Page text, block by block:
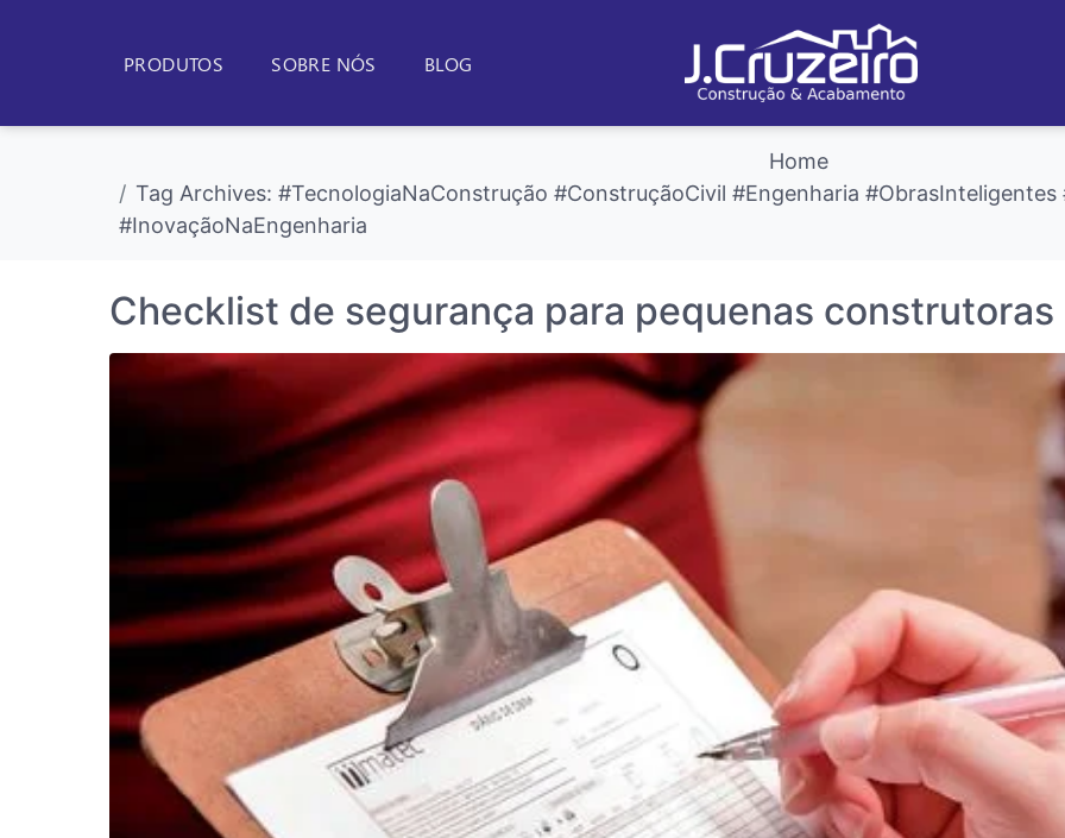
PRODUTOS SOBRE NÓS BLOG
Home
Tag Archives: #TecnologiaNaConstrução #ConstruçãoCivil #Engenharia #ObrasInteligentes
#InovaçãoNaEngenharia
Checklist de segurança para pequenas construtoras